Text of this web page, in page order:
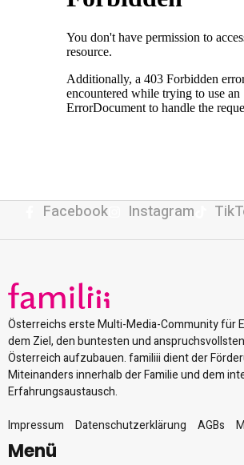
Facebook Instagram
Österreichs erste Multi-Media-Community für
dem Ziel, den buntesten und
Österreich aufzubauen. familiii dient der
Miteinanders innerhalb der Familie und dem
Erfahrungsaustausch.
Impressum
Datenschutzerklärung AGBs
Menü